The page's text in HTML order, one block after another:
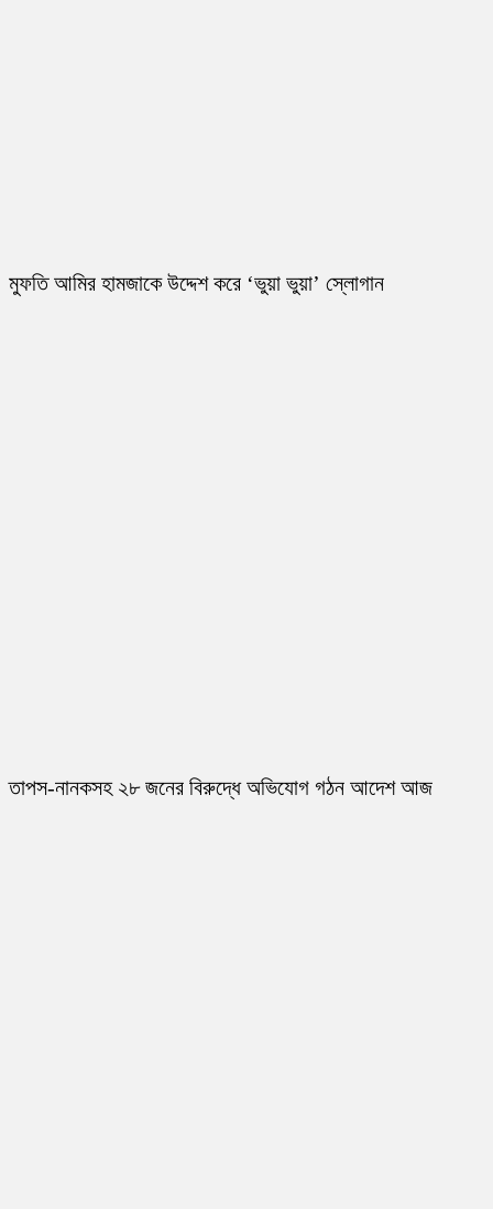
মুফতি আমির হামজাকে উদ্দেশ করে ‘ভুয়া ভুয়া’ স্লোগান
তাপস-নানকসহ ২৮ জনের বিরুদ্ধে অভিযোগ গঠন আদেশ আজ